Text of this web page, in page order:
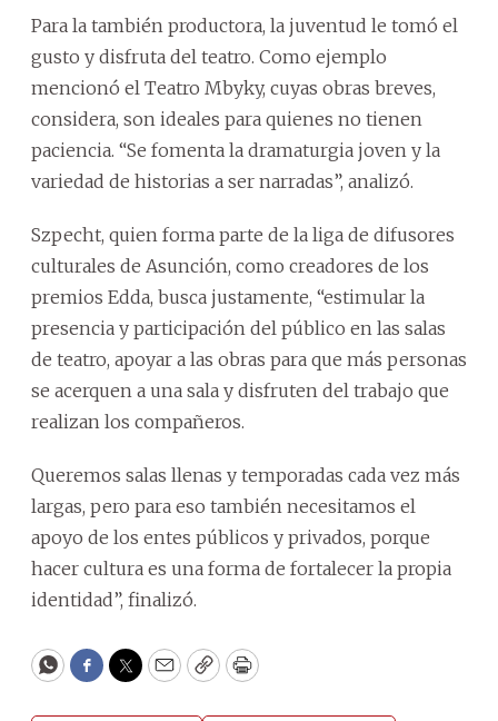
Para la también productora, la juventud le tomó el
gusto y disfruta del teatro. Como ejemplo
mencionó el Teatro Mbyky, cuyas obras breves,
considera, son ideales para quienes no tienen
paciencia. “Se fomenta la dramaturgia joven y la
variedad de historias a ser narradas”, analizó.
Szpecht, quien forma parte de la liga de difusores
culturales de Asunción, como creadores de los
premios Edda, busca justamente, “estimular la
presencia y participación del público en las salas
de teatro, apoyar a las obras para que más personas
se acerquen a una sala y disfruten del trabajo que
realizan los compañeros.
Queremos salas llenas y temporadas cada vez más
largas, pero para eso también necesitamos el
apoyo de los entes públicos y privados, porque
hacer cultura es una forma de fortalecer la propia
identidad”, finalizó.
WhatsApp
Facebook
Twitter
EmailCopyPrint